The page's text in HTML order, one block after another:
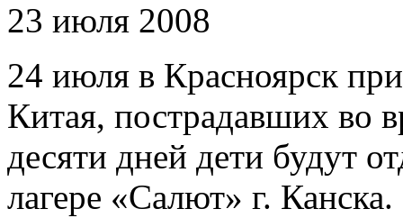
23 июля 2008
24 июля в Красноярск
Китая, пострадавших во
десяти дней дети будут
лагере «Салют» г. Канска.